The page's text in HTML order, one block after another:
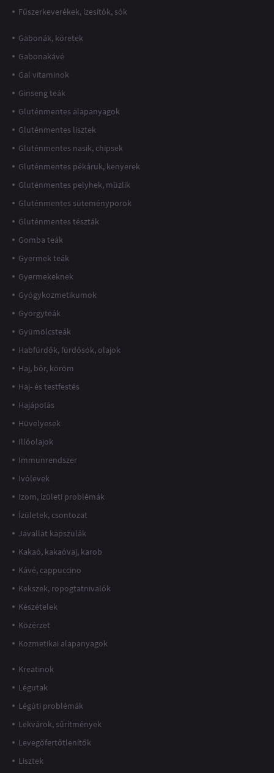
Fűszerkeverékek, ízesítők, sók
Gabonák, köretek
Gabonakávé
Gal vitaminok
Ginseng teák
Gluténmentes alapanyagok
Gluténmentes lisztek
Gluténmentes nasik, chipsek
Gluténmentes pékáruk, kenyerek
Gluténmentes pelyhek, müzlik
Gluténmentes süteményporok
Gluténmentes tészták
Gomba teák
Gyermek teák
Gyermekeknek
Gyógykozmetikumok
Györgyteák
Gyümölcsteák
Habfürdők, fürdősók, olajok
Haj, bőr, köröm
Haj- és testfestés
Hajápolás
Hüvelyesek
Illóolajok
Immunrendszer
Ivólevek
Izom, ízületi problémák
Ízületek, csontozat
Javallat kapszulák
Kakaó, kakaóvaj, karob
Kávé, cappuccino
Kekszek, ropogtatnivalók
Készételek
Közérzet
Kozmetikai alapanyagok
Kreatinok
Légutak
Légúti problémák
Lekvárok, sűrítmények
Levegőfertőtlenítők
Lisztek